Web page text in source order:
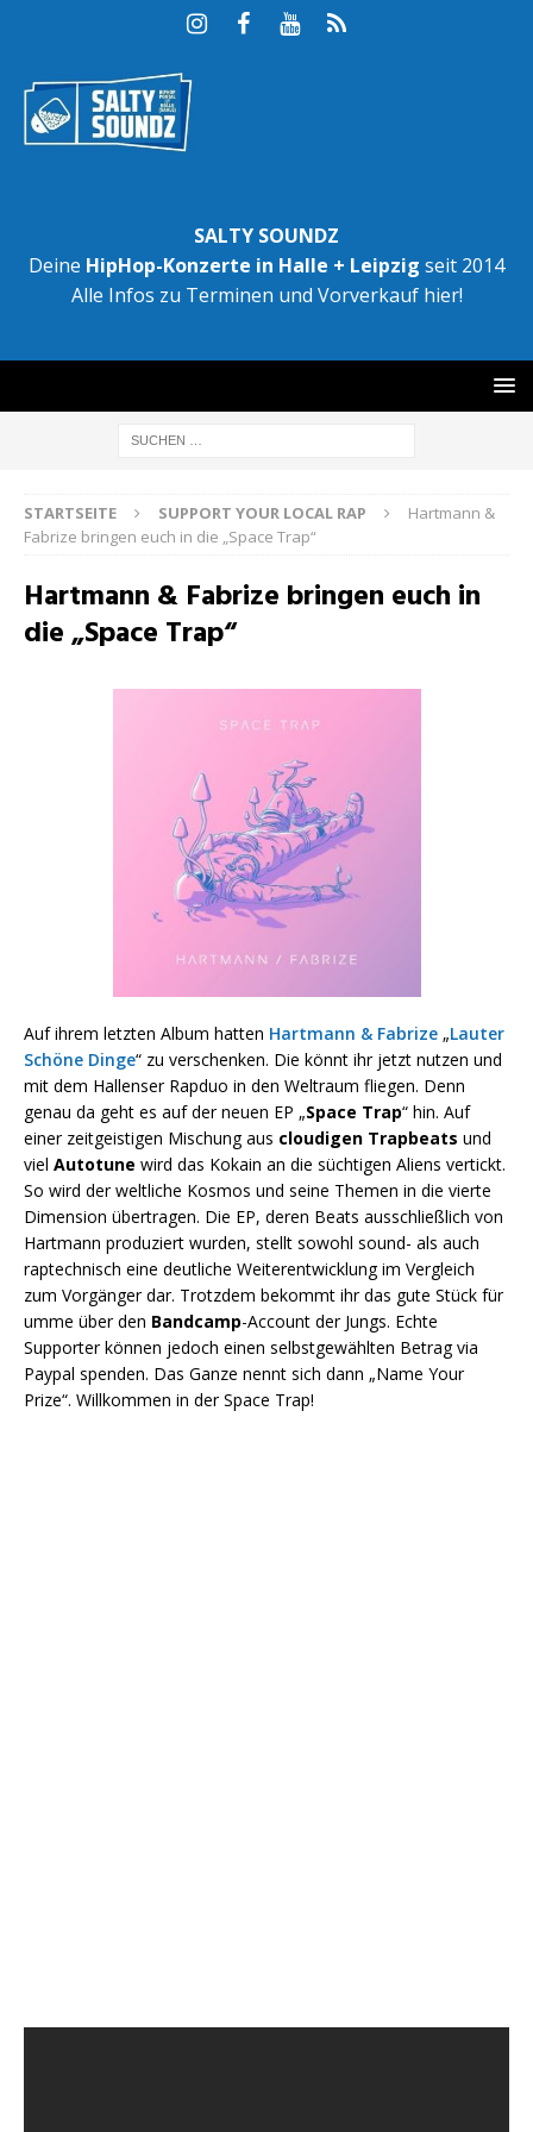
SALTY SOUNDZ
Deine HipHop-Konzerte in Halle + Leipzig seit 2014
Alle Infos zu Terminen und Vorverkauf hier!
STARTSEITE SUPPORT YOUR LOCAL RAP
Hartmann &
Fabrize bringen euch in die „Space Trap“
Hartmann & Fabrize bringen euch in
die „Space Trap“
Auf ihrem letzten Album hatten Hartmann & Fabrize „Lauter
Schöne Dinge“ zu verschenken. Die könnt ihr jetzt nutzen und
mit dem Hallenser Rapduo in den Weltraum fliegen. Denn
genau da geht es auf der neuen EP „Space Trap“ hin. Auf
einer zeitgeistigen Mischung aus cloudigen Trapbeats und
viel Autotune wird das Kokain an die süchtigen Aliens vertickt.
So wird der weltliche Kosmos und seine Themen in die vierte
Dimension übertragen. Die EP, deren Beats ausschließlich von
Hartmann produziert wurden, stellt sowohl sound- als auch
raptechnisch eine deutliche Weiterentwicklung im Vergleich
zum Vorgänger dar. Trotzdem bekommt ihr das gute Stück für
umme über den Bandcamp-Account der Jungs. Echte
Supporter können jedoch einen selbstgewählten Betrag via
Paypal spenden. Das Ganze nennt sich dann „Name Your
Prize“. Willkommen in der Space Trap!